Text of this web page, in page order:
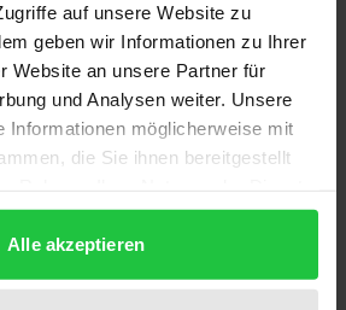
auf unsere Website zu
geben wir Informationen zu Ihrer
Website an unsere Partner für
und Analysen weiter. Unsere
Informationen möglicherweise mit
die Sie ihnen bereitgestellt
Alle akzeptieren
Dokumente,